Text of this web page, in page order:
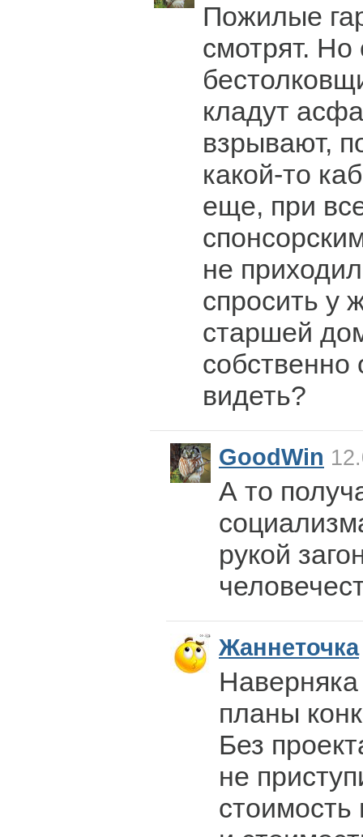
Пожилые
смотрят. Но
кладут
взрывают,
какой-то
еще, при
не
спросить у
старшей
собственно
видеть?
GoodWin
А то
рукой
Жаннеточка
планы
Без
не